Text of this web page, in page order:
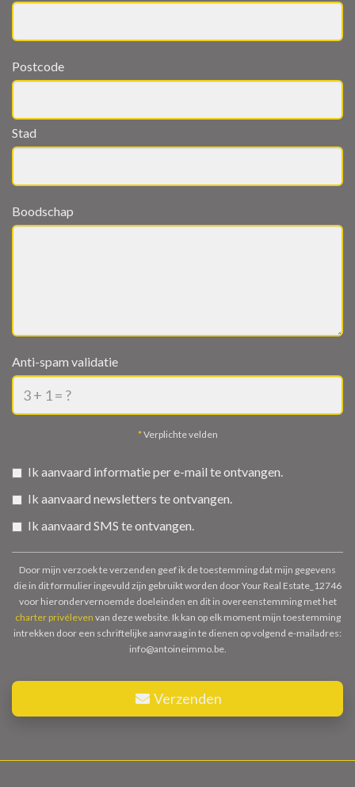
Postcode
Stad
Boodschap
Anti-spam validatie
* Verplichte velden
Ik aanvaard informatie per e-mail te ontvangen.
Ik aanvaard newsletters te ontvangen.
Ik aanvaard SMS te ontvangen.
Door mijn verzoek te verzenden geef ik de toestemming dat mijn gegevens
die in dit formulier ingevuld zijn gebruikt worden door Your Real Estate_12746
voor hierondervernoemde doeleinden en dit in overeenstemming met het
charter privéleven van deze website. Ik kan op elk moment mijn toestemming
intrekken door een schriftelijke aanvraag in te dienen op volgend e-mailadres:
info@antoineimmo.be.
Verzenden